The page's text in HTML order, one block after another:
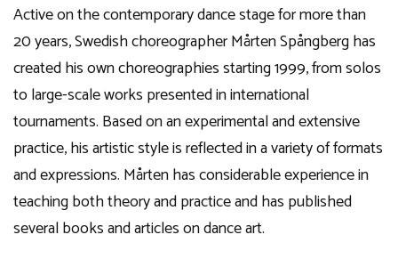
Active on the contemporary dance stage for more than
20 years, Swedish choreographer Mårten Spångberg has
created his own choreographies starting 1999, from solos
to large-scale works presented in international
tournaments. Based on an experimental and extensive
practice, his artistic style is reflected in a variety of formats
and expressions. Mårten has considerable experience in
teaching both theory and practice and has published
several books and articles on dance art.